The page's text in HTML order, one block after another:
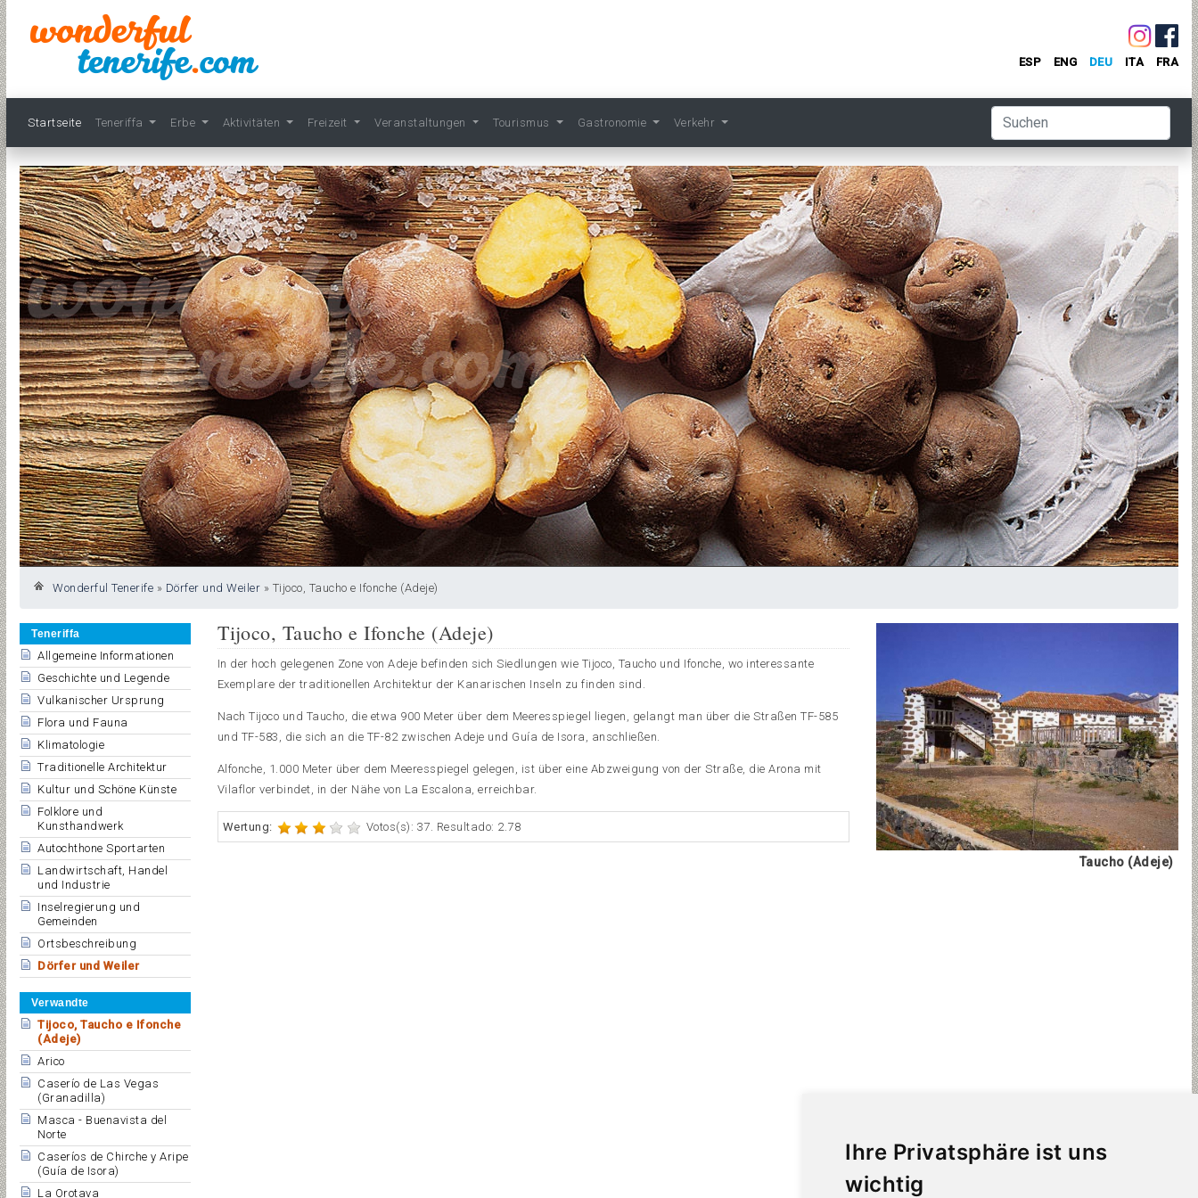
Ihre Privatsphäre ist uns
wichtig
Startseite Teneriffa Erbe Aktivitäten Freizeit Veranstaltungen Tourismus Gastronomie Verkehr
ESP ENG DEU ITA FRA
Wonderful Tenerife » Dörfer und Weiler » Tijoco, Taucho e Ifonche (Adeje)
Teneriffa
Allgemeine Informationen
Geschichte und Legende
Vulkanischer Ursprung
Flora und Fauna
Klimatologie
Traditionelle Architektur
Kultur und Schöne Künste
Folklore und
Kunsthandwerk
Autochthone Sportarten
Landwirtschaft, Handel
und Industrie
Inselregierung und
Gemeinden
Ortsbeschreibung
Dörfer und Weiler
Verwandte
Tijoco, Taucho e Ifonche
(Adeje)
Arico
Caserío de Las Vegas
(Granadilla)
Masca - Buenavista del
Norte
Caseríos de Chirche y Aripe
(Guía de Isora)
La Orotava
Tijoco, Taucho e Ifonche (Adeje)
In der hoch gelegenen Zone von Adeje befinden sich Siedlungen wie Tijoco, Taucho und Ifonche, wo interessante
Exemplare der traditionellen Architektur der Kanarischen Inseln zu finden sind.
Nach Tijoco und Taucho, die etwa 900 Meter über dem Meeresspiegel liegen, gelangt man über die Straßen TF-585
und TF-583, die sich an die TF-82 zwischen Adeje und Guía de Isora, anschließen.
Alfonche, 1.000 Meter über dem Meeresspiegel gelegen, ist über eine Abzweigung von der Straße, die Arona mit
Vilaflor verbindet, in der Nähe von La Escalona, erreichbar.
Wertung: Votos(s): 37. Resultado: 2.78
Taucho (Adeje)